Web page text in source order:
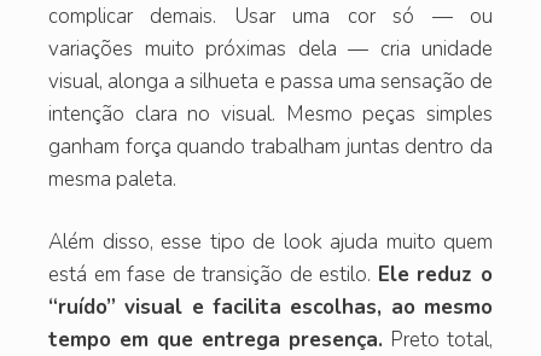
complicar demais. Usar uma cor só — ou
variações muito próximas dela — cria unidade
visual, alonga a silhueta e passa uma sensação de
intenção clara no visual. Mesmo peças simples
ganham força quando trabalham juntas dentro da
mesma paleta.
Além disso, esse tipo de look ajuda muito quem
está em fase de transição de estilo. Ele reduz o
“ruído” visual e facilita escolhas, ao mesmo
tempo em que entrega presença. Preto total,